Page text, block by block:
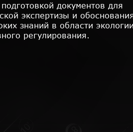
документов для
экспертизы и
знаний в области
регулирования.